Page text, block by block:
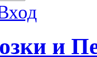
и